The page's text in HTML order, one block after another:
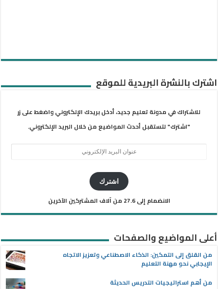
اشترك بالنشرة البريدية للموقع
للاشتراك في مدونة تعليم جديد، أدخل بريدك الإلكتروني واضغط على زر
"اشترك" لتستقبل أحدث المواضيع من خلال البريد الإلكتروني.
اشترك
الانضمام إلى 27.6 من آلاف المشتركين الآخرين
أعلى المواضيع والصفحات
من القلق إلى التمكين: الذكاء الاصطناعي وتعزيز الاتجاه
الإيجابي نحو مهنة التعليم
من أهم استراتيجيات التدريس الحديثة